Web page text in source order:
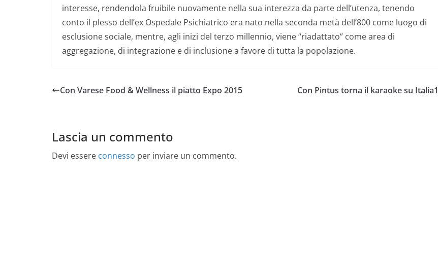
interesse, rendendola fruibile nuovamente nella sua interezza da parte dell’utenza, tenendo
conto il plesso dell’ex Ospedale Psichiatrico era nato nella seconda metà dell’800 come luogo di
esclusione sociale, mentre, agli inizi del terzo millennio, viene “riadattato” come area di
aggregazione, di integrazione e di inclusione a favore di tutta la popolazione.
Con Varese Food & Wellness il piatto Expo 2015 Con Pintus torna il karaoke su Italia1
Lascia un commento
Devi essere connesso per inviare un commento.